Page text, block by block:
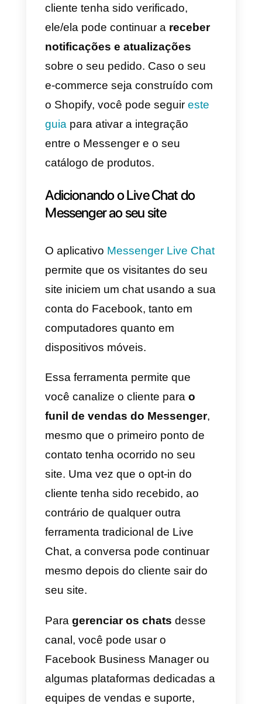
usam exclusivamente o
Facebook Messenger para gerar
novas vendas: se você também
não possui um website,
sugerimos que continue lendo
este artigo a partirdeste
Como conectar o Messenger
ao catálogo de produtos do
e-commerce
Atualmente, você pode vincular o
seu catálogo de produtos ao
Messenger somente em sites
baseados no Shopify.
A integração entre oShopify
Messenger permite sincronizar
entre os produtos do seu
catálogo e o aplicativo
Messenger, bem como enviar o
cliente diretamente para a página